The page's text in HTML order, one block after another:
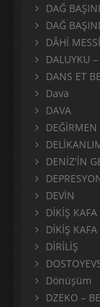
DAĞ
DAĞ
DÂHİ MESSİ
DALUYKU
DANS ET
Dava
DAVA
DEĞİRMEN
DENİZ'İN
DEVİN
DİKİŞ KAFA
DİKİŞ
DİRİLİŞ
Dönüşüm
DZEKO –